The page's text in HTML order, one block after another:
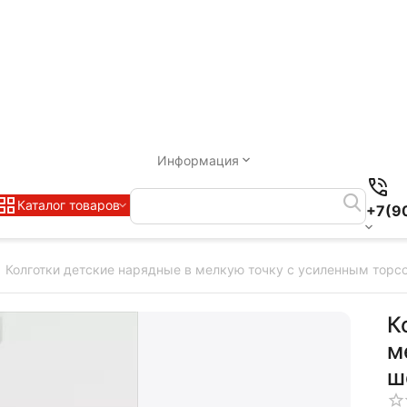
Информация
Каталог товаров
Колготки детские нарядные в мелкую точку с усиленным